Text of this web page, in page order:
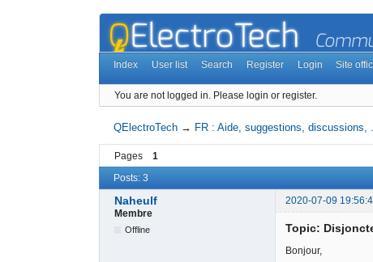
Index User list Search Register Login Site
You are not logged in. Please login or register.
QElectroTech → FR : Aide, suggestions, discussions,
Pages
1
Posts: 3
Naheulf
2020-07-09
Membre
Offline Topic:
Bonjour,